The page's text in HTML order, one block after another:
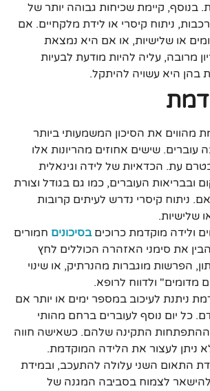
בנוסף, קיימת שכיחות גבוהה יותר של
ניתוח קיסרי או לידת מלקחיים. אם
או שלישיות, או אם היא נמצאת
מרובה, עליה להיות מודעת לבעיות
בהן היא עשויה להיתקל.
מהווים את הסיכון המשמעותי ביותר
עוברים. שישים אחוזים מהריונות אלו
עת. הכדאיות של לידה וגינאלית
ובבריאות העוברים, כמו גם בגודל וצורת
ניתוח קיסרי נדרש לעיתים קרובות
שלישיות.
ולידה מוקדמת כרוכיםבסיכונים חמורים
את סימני האזהרה הכוללים לחץ
הפרשות מוגברות מהנרתיק, או שינוי
מדומים" ולדווח לרופא.
ניתנת לעיכוב במספר ימים או יותר אם
כל יום נוסף לעוברים ברחם מהותי
התקינה שלהם. כשאישה חווה
ניתן לעצור את הלידה המוקדמת.
התאום השני עלולה להתעכב, ובמידת
לצמוח בסביבה המגנה של